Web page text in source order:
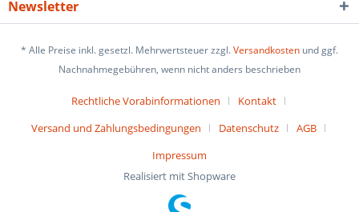
Newsletter
* Alle Preise inkl. gesetzl. Mehrwertsteuer zzgl.Versandkosten und ggf.
Nachnahmegebühren, wenn nicht anders beschrieben
Rechtliche Vorabinformationen
Kontakt
Versand und Zahlungsbedingungen
Datenschutz
AGB
Impressum
Realisiert mit Shopware